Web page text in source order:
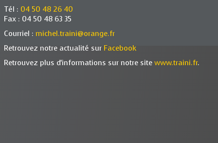
Tél : 04 50 48 26 40
Fax : 04 50 48 63 35
Courriel : michel.traini@orange.fr
Retrouvez notre actualité sur Facebook
Retrouvez plus d'informations sur notre site www.traini.fr.